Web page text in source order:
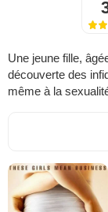
Une jeune fille,
découverte des
même à la